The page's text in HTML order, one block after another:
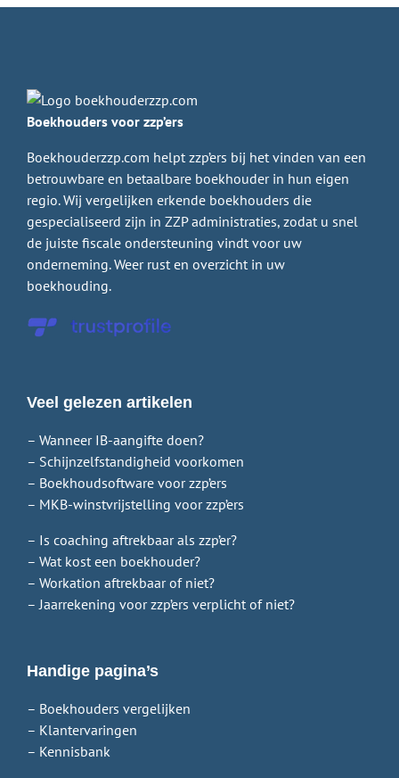
Boekhouders voor zzp’ers
Boekhouderzzp.com helpt zzp’ers bij het vinden van een
betrouwbare en betaalbare boekhouder in hun eigen
regio. Wij vergelijken erkende boekhouders die
gespecialiseerd zijn in ZZP administraties, zodat u snel
de juiste fiscale ondersteuning vindt voor uw
onderneming. Weer rust en overzicht in uw
boekhouding.
Veel gelezen artikelen
– Wanneer IB-aangifte doen?
– Schijnzelfstandigheid voorkomen
– Boekhoudsoftware voor zzp’ers
– MKB-winstvrijstelling voor zzp’ers
– Is coaching aftrekbaar als zzp’er?
– Wat kost een boekhouder?
– Workation aftrekbaar of niet?
– Jaarrekening voor zzp’ers verplicht of niet?
Handige pagina’s
– Boekhouders vergelijken
– Klantervaringen
– Kennisbank